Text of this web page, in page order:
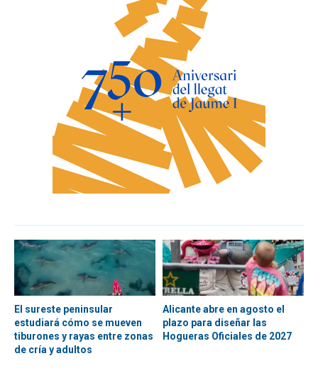
El sureste peninsular
estudiará cómo se mueven
tiburones y rayas entre zonas
de cría y adultos
Alicante abre en agosto el
plazo para diseñar las
Hogueras Oficiales de 2027